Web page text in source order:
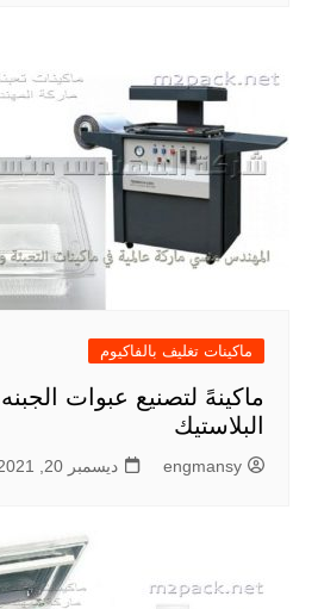
ماكينات تغليف بالفاكيوم
ماكينهً لتصنيع عبوات
البلاستيك
engmansy ديسمبر 20, 2021